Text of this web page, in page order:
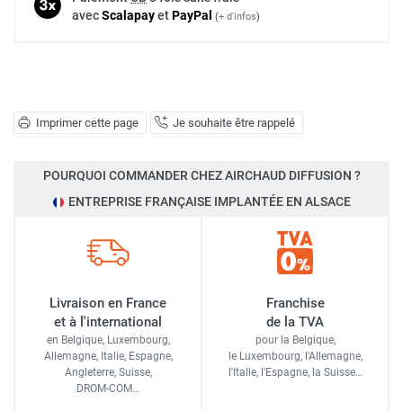
Imprimer cette page Je souhaite être rappelé
avecScalapayetPayPal (+ d'infos)
POURQUOI COMMANDER CHEZ AIRCHAUD DIFFUSION ?
ENTREPRISE FRANÇAISE IMPLANTÉE EN ALSACE
Livraison en France
et à l'international
en Belgique, Luxembourg,
Allemagne, Italie, Espagne,
Angleterre, Suisse,
DROM-COM…
Franchise
de la TVA
pour la Belgique,
le Luxembourg, l'Allemagne,
l'Italie, l'Espagne, la Suisse…